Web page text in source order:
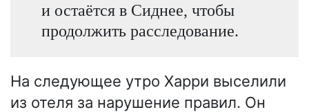
и остаётся в Сиднее, чтобы
продолжить расследование.
На следующее утро Харри выселили
из отеля за нарушение правил. Он